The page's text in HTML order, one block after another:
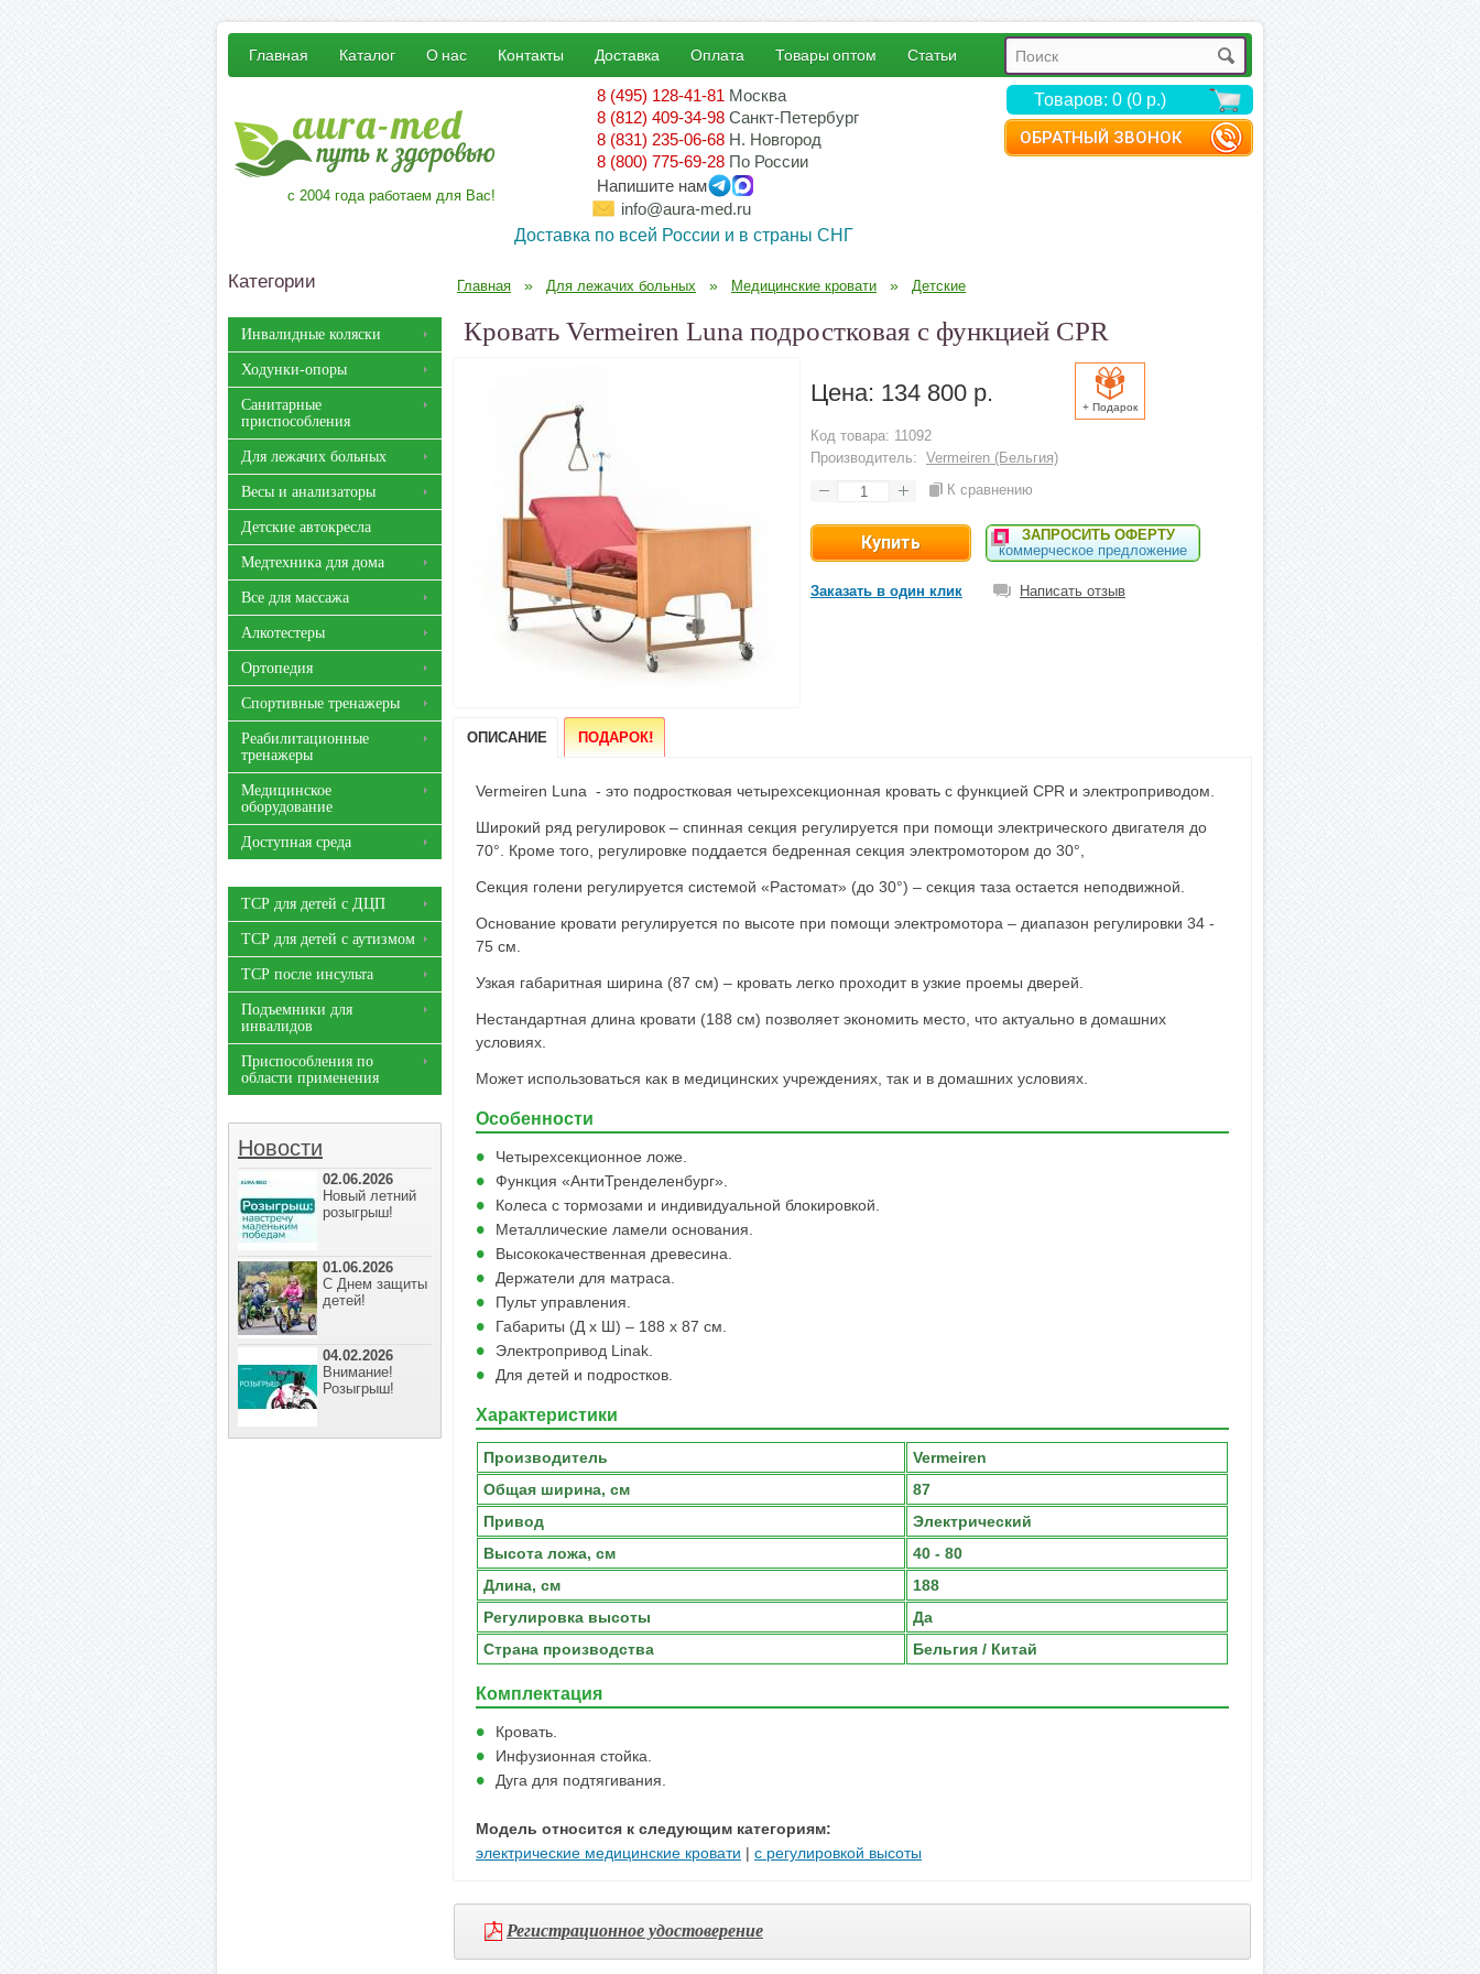
ОБРАТНЫЙ ЗВОНОК
Главная Каталог О нас Контакты Доставка Оплата Товары оптом Статьи
с 2004 года работаем для Вас!
8 (495) 128-41-81 Москва
8 (812) 409-34-98 Санкт-Петербург
8 (831) 235-06-68 Н. Новгород
8 (800) 775-69-28 По России
Напишите нам
info@aura-med.ru
Доставка по всей России и в страны СНГ
Товаров: 0 (0 р.)
Категории
Инвалидные коляски
Ходунки-опоры
Санитарные
приспособления
Для лежачих больных
Весы и анализаторы
Детские автокресла
Медтехника для дома
Все для массажа
Алкотестеры
Ортопедия
Спортивные тренажеры
Реабилитационные
тренажеры
Медицинское
оборудование
Доступная среда
ТСР для детей с ДЦП
ТСР для детей с аутизмом
ТСР после инсульта
Подъемники для
инвалидов
Приспособления по
области применения
Новости
02.06.2026
Новый летний
розыгрыш!
01.06.2026
С Днем защиты
детей!
04.02.2026
Внимание!
Розыгрыш!
Главная » Для лежачих больных » Медицинские кровати » Детские
Кровать Vermeiren Luna подростковая с функцией CPR
+ Подарок
Цена: 134 800 р.
Код товара: 11092
Производитель: Vermeiren (Бельгия)
К сравнению
ЗАПРОСИТЬ ОФЕРТУ
коммерческое предложение
Заказать в один клик Написать отзыв
ОПИСАНИЕ ПОДАРОК!
Vermeiren Luna - это подростковая четырехсекционная кровать с функцией CPR и электроприводом.
Широкий ряд регулировок – спинная секция регулируется при помощи электрического двигателя до
70°. Кроме того, регулировке поддается бедренная секция электромотором до 30°,
Секция голени регулируется системой «Растомат» (до 30°) – секция таза остается неподвижной.
Основание кровати регулируется по высоте при помощи электромотора – диапазон регулировки 34 -
75 см.
Узкая габаритная ширина (87 см) – кровать легко проходит в узкие проемы дверей.
Нестандартная длина кровати (188 см) позволяет экономить место, что актуально в домашних
условиях.
Может использоваться как в медицинских учреждениях, так и в домашних условиях.
Особенности
Четырехсекционное ложе.
Функция «АнтиТренделенбург».
Колеса с тормозами и индивидуальной блокировкой.
Металлические ламели основания.
Высококачественная древесина.
Держатели для матраса.
Пульт управления.
Габариты (Д x Ш) – 188 x 87 см.
Электропривод Linak.
Для детей и подростков.
Характеристики
Производитель
Vermeiren
Общая ширина, см
87
Привод
Электрический
Высота ложа, см
40 - 80
Длина, см
188
Регулировка высоты
Да
Страна производства
Бельгия / Китай
Комплектация
Кровать.
Инфузионная стойка.
Дуга для подтягивания.
Модель относится к следующим категориям:
электрические медицинские кровати | с регулировкой высоты
Регистрационное удостоверение